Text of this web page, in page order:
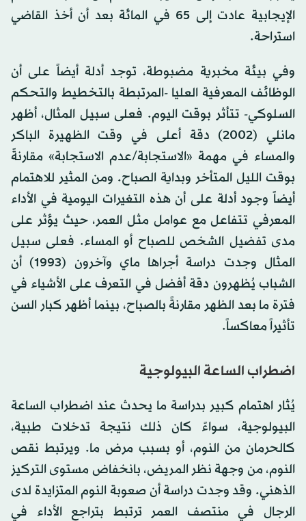
الإيجابية عادت إلى 65 في المائة بعد أن أخذ القاضي
استراحة.
وفي بيئة مخبرية مضبوطة، توجد أدلة أيضاً على أن
الوظائف المعرفية العليا -المرتبطة بالتخطيط والتحكم
السلوكي- تتأثر بوقت اليوم. فعلى سبيل المثال، أظهر
مانلي (2002) دقة أعلى في وقت الظهيرة الباكر
والمساء في مهمة «الاستجابة/عدم الاستجابة» مقارنةً
بوقت الليل المتأخر وبداية الصباح. ومن المثير للاهتمام
أيضاً وجود أدلة على أن هذه التغيرات اليومية في الأداء
المعرفي تتفاعل مع عوامل مثل العمر، حيث يؤثر على
مدى تفضيل الشخص للصباح أو المساء. فعلى سبيل
المثال وجدت دراسة أجراها ماي وآخرون (1993) أن
الشباب يُظهرون دقة أفضل في التعرف على الأشياء في
فترة ما بعد الظهر مقارنةً بالصباح، بينما أظهر كبار السن
تأثيراً معاكساً.
اضطراب الساعة البيولوجية
يُثار اهتمام كبير بدراسة ما يحدث عند اضطراب الساعة
البيولوجية، سواءً كان ذلك نتيجة تدخلات طبية،
كالحرمان من النوم، أو بسبب مرض ما. ويرتبط نقص
النوم، من وجهة نظر المريض، بانخفاض مستوى التركيز
الذهني. وقد وجدت دراسة أن صعوبة النوم المتزايدة لدى
الرجال في منتصف العمر ترتبط بتراجع الأداء في